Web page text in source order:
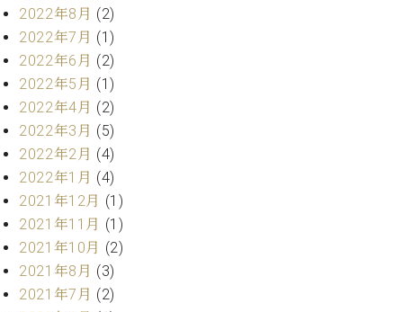
ジ
タ
ル)
八
王
子
工
房
ロ
グ
ア
ク
セ
ス
問
い
2022年8月 (2)
2022年7月 (1)
2022年6月 (2)
2022年5月 (1)
2022年4月 (2)
2022年3月 (5)
2022年2月 (4)
2022年1月 (4)
2021年12月 (1)
2021年11月 (1)
2021年10月 (2)
2021年8月 (3)
2021年7月 (2)